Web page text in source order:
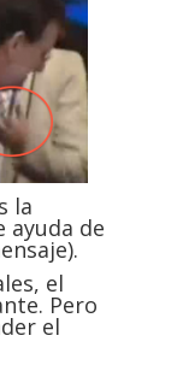
la
ayuda de
el
Pero
el